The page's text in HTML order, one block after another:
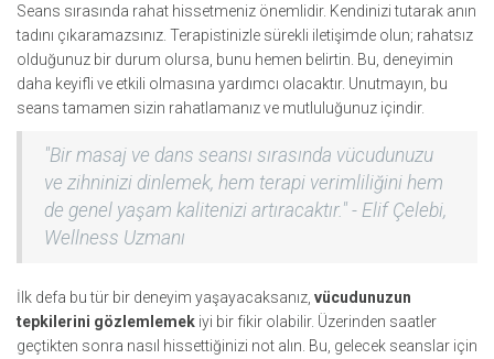
Seans sırasında rahat hissetmeniz önemlidir. Kendinizi tutarak anın
tadını çıkaramazsınız. Terapistinizle sürekli iletişimde olun; rahatsız
olduğunuz bir durum olursa, bunu hemen belirtin. Bu, deneyimin
daha keyifli ve etkili olmasına yardımcı olacaktır. Unutmayın, bu
seans tamamen sizin rahatlamanız ve mutluluğunuz içindir.
"Bir masaj ve dans seansı sırasında vücudunuzu
ve zihninizi dinlemek, hem terapi verimliliğini hem
de genel yaşam kalitenizi artıracaktır." - Elif Çelebi,
Wellness Uzmanı
İlk defa bu tür bir deneyim yaşayacaksanız, vücudunuzun
tepkilerini gözlemlemek iyi bir fikir olabilir. Üzerinden saatler
geçtikten sonra nasıl hissettiğinizi not alın. Bu, gelecek seanslar için